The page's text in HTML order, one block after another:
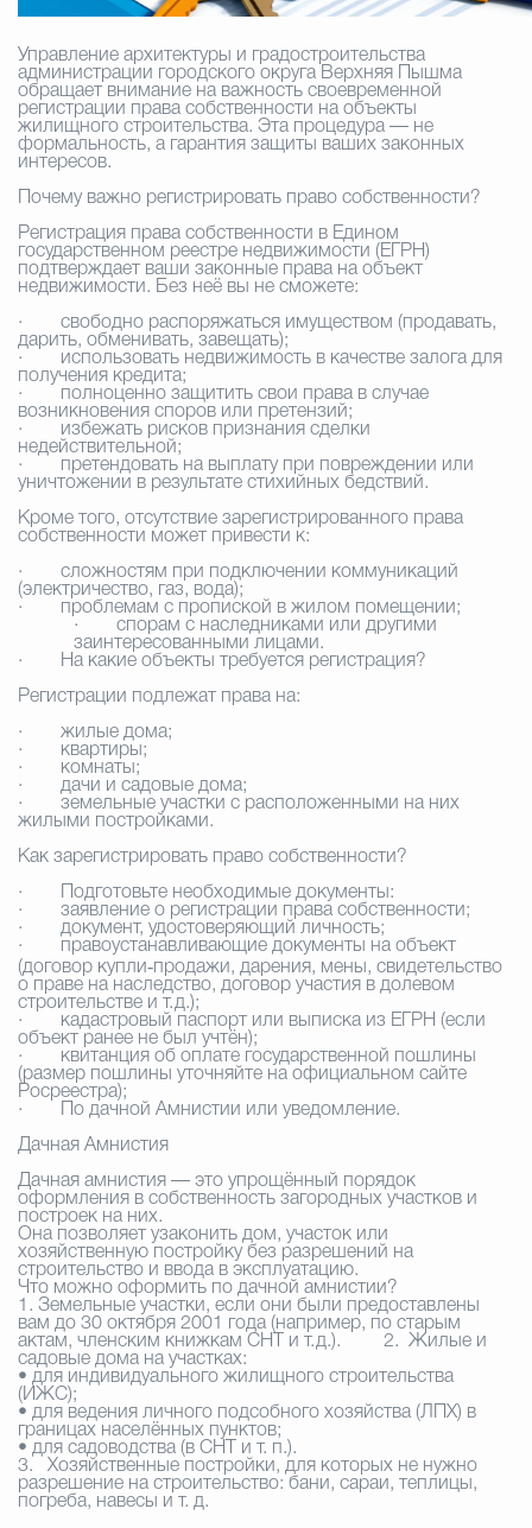
Избирательная
Гостям Городского
Общественная
Градостроительство и
Государственные организации
Открытые
Управление архитектуры и градостроительства
администрации городского округа Верхняя Пышма
обращает внимание на важность своевременной
регистрации права собственности на объекты
жилищного строительства. Эта процедура — не
формальность, а гарантия защиты ваших законных
интересов.
Почему важно регистрировать право собственности?
Регистрация права собственности в Едином
государственном реестре недвижимости (ЕГРН)
подтверждает ваши законные права на объект
недвижимости. Без неё вы не сможете:
·
свободно распоряжаться имуществом (продавать,
дарить, обменивать, завещать);
·
использовать недвижимость в качестве залога для
получения кредита;
·
полноценно защитить свои права в случае
возникновения споров или претензий;
·
избежать рисков признания сделки
недействительной;
·
претендовать на выплату при повреждении или
уничтожении в результате стихийных бедствий.
Кроме того, отсутствие зарегистрированного права
собственности может привести к:
·
сложностям при подключении коммуникаций
(электричество, газ, вода);
·
проблемам с пропиской в жилом помещении;
·
спорам с наследниками или другими
заинтересованными лицами.
·
На какие объекты требуется регистрация?
Регистрации подлежат права на:
·
жилые дома;
·
квартиры;
·
комнаты;
·
дачи и садовые дома;
·
земельные участки с расположенными на них
жилыми постройками.
Как зарегистрировать право собственности?
·
Подготовьте необходимые документы:
·
заявление о регистрации права собственности;
·
документ, удостоверяющий личность;
·
правоустанавливающие документы на объект
(договор купли‑продажи, дарения, мены, свидетельство
о праве на наследство, договор участия в долевом
строительстве и т. д.);
·
кадастровый паспорт или выписка из ЕГРН (если
объект ранее не был учтён);
·
квитанция об оплате государственной пошлины
(размер пошлины уточняйте на официальном сайте
Росреестра);
·
По дачной Амнистии или уведомление.
Дачная Амнистия
Дачная амнистия — это упрощённый порядок
оформления в собственность загородных участков и
построек на них.
Она позволяет узаконить дом, участок или
хозяйственную постройку без разрешений на
строительство и ввода в эксплуатацию.
Что можно оформить по дачной амнистии?
1. Земельные участки, если они были предоставлены
вам до 30 октября 2001 года (например, по старым
актам, членским книжкам СНТ и т. д.). 2. Жилые и
садовые дома на участках:
• для индивидуального жилищного строительства
(ИЖС);
• для ведения личного подсобного хозяйства (ЛПХ) в
границах населённых пунктов;
• для садоводства (в СНТ и т. п.).
3. Хозяйственные постройки, для которых не нужно
разрешение на строительство: бани, сараи, теплицы,
погреба, навесы и т. д.